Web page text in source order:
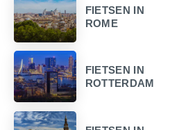
FIETSEN IN
ROME
FIETSEN IN
ROTTERDAM